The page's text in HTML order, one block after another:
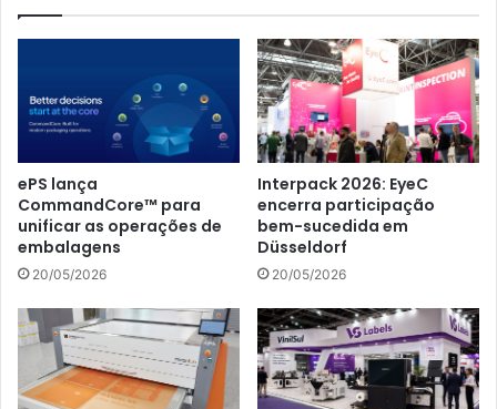
ePS lança
CommandCore™ para
unificar as operações de
embalagens
20/05/2026
Interpack 2026: EyeC
encerra participação
bem-sucedida em
Düsseldorf
20/05/2026